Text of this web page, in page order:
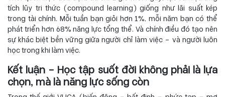
tích lũy tri thức (compound learning) giống như lãi suất kép
trong tài chính. Mỗi tuần bạn giỏi hơn 1%, mỗi năm bạn có thể
phát triển hơn 68% năng lực tổng thể. Và chính điều đó tạo nên
sự khác biệt bền vững giữa người chỉ làm việc – và người luôn
học trong khi làm việc.
Kết luận – Học tập suốt đời không phải là lựa
chọn, mà là năng lực sống còn